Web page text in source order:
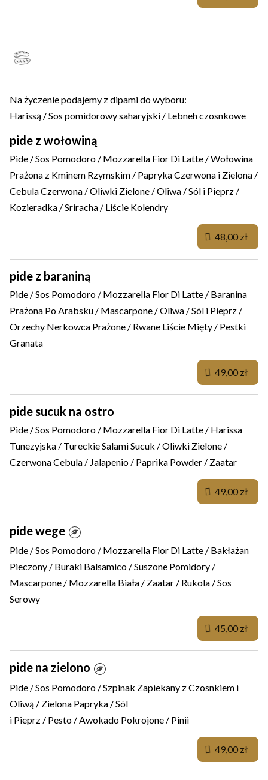
Na życzenie podajemy z dipami do wyboru:
Harissą / Sos pomidorowy saharyjski / Lebneh czosnkowe
pide z wołowiną
Pide / Sos Pomodoro / Mozzarella Fior Di Latte / Wołowina
Prażona z Kminem Rzymskim / Papryka Czerwona i Zielona /
Cebula Czerwona / Oliwki Zielone / Oliwa / Sól i Pieprz /
Kozieradka / Sriracha / Liście Kolendry
pide z baraniną
Pide / Sos Pomodoro / Mozzarella Fior Di Latte / Baranina
Prażona Po Arabsku / Mascarpone / Oliwa / Sól i Pieprz /
Orzechy Nerkowca Prażone / Rwane Liście Mięty / Pestki
Granata
pide sucuk na ostro
Pide / Sos Pomodoro / Mozzarella Fior Di Latte / Harissa
Tunezyjska / Tureckie Salami Sucuk / Oliwki Zielone /
Czerwona Cebula / Jalapenio / Paprika Powder / Zaatar
pide wege
Pide / Sos Pomodoro / Mozzarella Fior Di Latte / Bakłażan
Pieczony / Buraki Balsamico / Suszone Pomidory /
Mascarpone / Mozzarella Biała / Zaatar / Rukola / Sos
Serowy
pide na zielono
Pide / Sos Pomodoro / Szpinak Zapiekany z Czosnkiem i
Oliwą / Zielona Papryka / Sól
i Pieprz / Pesto / Awokado Pokrojone / Pinii